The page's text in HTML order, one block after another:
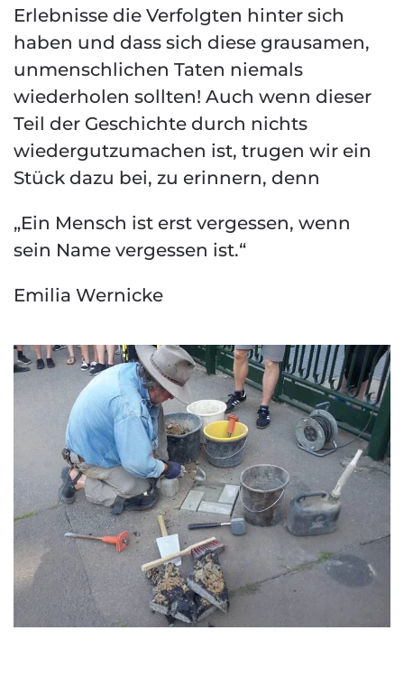
Erlebnisse die Verfolgten hinter sich
haben und dass sich diese grausamen,
unmenschlichen Taten niemals
wiederholen sollten! Auch wenn dieser
Teil der Geschichte durch nichts
wiedergutzumachen ist, trugen wir ein
Stück dazu bei, zu erinnern, denn
„Ein Mensch ist erst vergessen, wenn
sein Name vergessen ist.“
Emilia Wernicke